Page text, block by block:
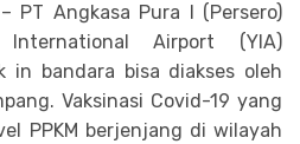
PT Angkasa Pura I (Persero)
International Airport (YIA)
in bandara bisa diakses oleh
Vaksinasi Covid-19 yang
PPKM berjenjang di wilayah